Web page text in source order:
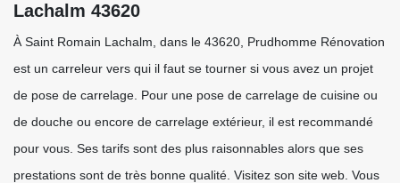
Lachalm 43620
À Saint Romain Lachalm, dans le 43620, Prudhomme Rénovation
est un carreleur vers qui il faut se tourner si vous avez un projet
de pose de carrelage. Pour une pose de carrelage de cuisine ou
de douche ou encore de carrelage extérieur, il est recommandé
pour vous. Ses tarifs sont des plus raisonnables alors que ses
prestations sont de très bonne qualité. Visitez son site web. Vous